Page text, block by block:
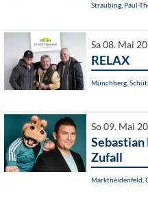
Straubing, Paul-
Sa 08. Mai
RELAX
Münchberg,
So 09. Mai
Sebastian
Zufall
Marktheidenfeld,